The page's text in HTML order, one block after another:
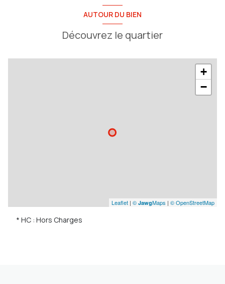
AUTOUR DU BIEN
Découvrez le quartier
+
−
Leaflet | © JawgMaps | © OpenStreetMap
* HC : Hors Charges